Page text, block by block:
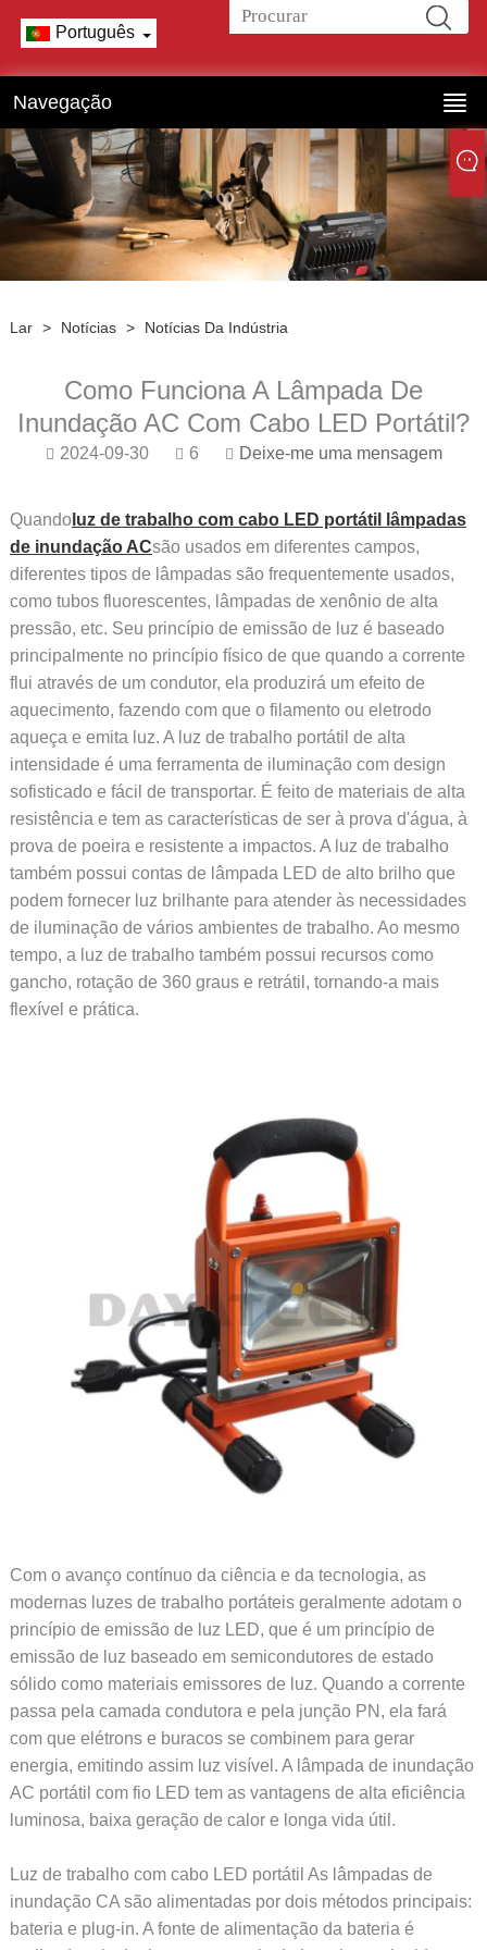
Português
Navegação
Lar > Notícias > Notícias Da Indústria
Como Funciona A Lâmpada De
Inundação AC Com Cabo LED Portátil?
2024-09-30 6 Deixe-me uma mensagem
Quandoluz de trabalho com cabo LED portátil lâmpadas
de inundação ACsão usados ​​​​em diferentes campos,
diferentes tipos de lâmpadas são frequentemente usados,
como tubos fluorescentes, lâmpadas de xenônio de alta
pressão, etc. Seu princípio de emissão de luz é baseado
principalmente no princípio físico de que quando a corrente
flui através de um condutor, ela produzirá um efeito de
aquecimento, fazendo com que o filamento ou eletrodo
aqueça e emita luz. A luz de trabalho portátil de alta
intensidade é uma ferramenta de iluminação com design
sofisticado e fácil de transportar. É feito de materiais de alta
resistência e tem as características de ser à prova d'água, à
prova de poeira e resistente a impactos. A luz de trabalho
também possui contas de lâmpada LED de alto brilho que
podem fornecer luz brilhante para atender às necessidades
de iluminação de vários ambientes de trabalho. Ao mesmo
tempo, a luz de trabalho também possui recursos como
gancho, rotação de 360 ​​graus e retrátil, tornando-a mais
flexível e prática.
Com o avanço contínuo da ciência e da tecnologia, as
modernas luzes de trabalho portáteis geralmente adotam o
princípio de emissão de luz LED, que é um princípio de
emissão de luz baseado em semicondutores de estado
sólido como materiais emissores de luz. Quando a corrente
passa pela camada condutora e pela junção PN, ela fará
com que elétrons e buracos se combinem para gerar
energia, emitindo assim luz visível. A lâmpada de inundação
AC portátil com fio LED tem as vantagens de alta eficiência
luminosa, baixa geração de calor e longa vida útil.
Luz de trabalho com cabo LED portátil As lâmpadas de
inundação CA são alimentadas por dois métodos principais:
bateria e plug-in. A fonte de alimentação da bateria é